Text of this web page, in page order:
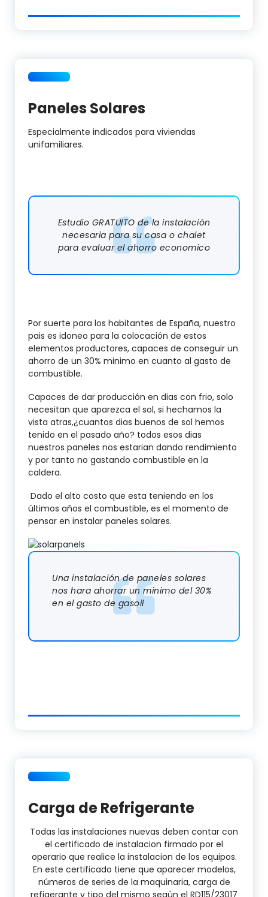
Paneles Solares
Especialmente indicados para viviendas
unifamiliares.
Estudio GRATUITO de la instalación
necesaria para su casa o chalet
para evaluar el ahorro economico
Por suerte para los habitantes de España, nuestro
pais es idoneo para la colocación de estos
elementos productores, capaces de conseguir un
ahorro de un 30% minimo en cuanto al gasto de
combustible.
Capaces de dar producción en dias con frio, solo
necesitan que aparezca el sol, si hechamos la
vista atras,¿cuantos dias buenos de sol hemos
tenido en el pasado año? todos esos dias
nuestros paneles nos estarian dando rendimiento
y por tanto no gastando combustible en la
caldera.
Dado el alto costo que esta teniendo en los
últimos años el combustible, es el momento de
pensar en instalar paneles solares.
Una instalación de paneles solares
nos hara ahorrar un minimo del 30%
en el gasto de gasoil
Carga de Refrigerante
Todas las instalaciones nuevas deben contar con
el certificado de instalacion firmado por el
operario que realice la instalacion de los equipos.
En este certificado tiene que aparecer modelos,
números de series de la maquinaria, carga de
refigerante y tipo del mismo según el RD115/23017